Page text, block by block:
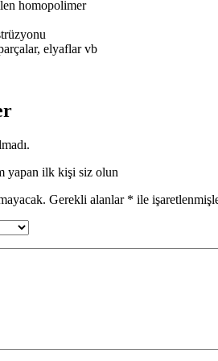
homopolimer
elyaflar vb
yapan ilk kişi siz olun
Gerekli alanlar * ile